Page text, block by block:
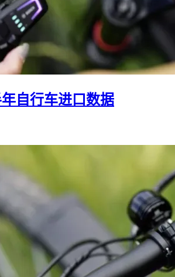
自行车进口数据